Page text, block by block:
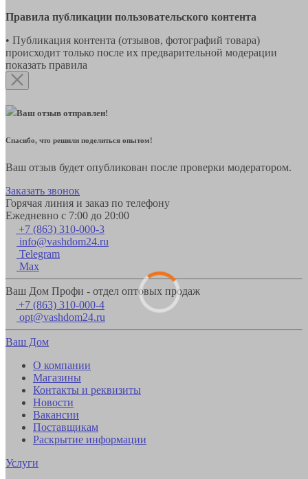
Правила публикации пользовательского контента
• Публикация контента (отзывов, фотографий товара)
происходит только после их предварительной модерации
показать правила
Ваш отзыв отправлен!
Спасибо, что решили поделиться опытом!
Ваш отзыв будет опубликован после проверки модератором.
Заказать звонок
Горячая линия и заказ по телефону
Ежедневно с 7:00 до 20:00
+7 (863) 310-000-3
info@vashdom24.ru
Telegram
Max
Ваш Дом Профи - отдел оптовых продаж
+7 (863) 310-000-4
opt@vashdom24.ru
Ваш Дом
О компании
Магазины
Контакты и реквизиты
Новости
Вакансии
Поставщикам
Раскрытие информации
Услуги